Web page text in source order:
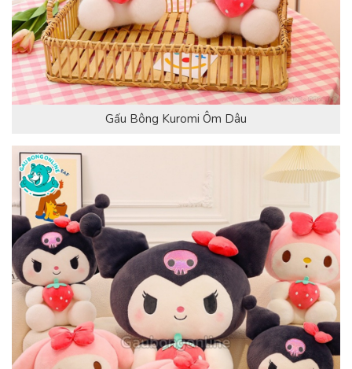
Gấu Bông Kuromi Ôm Dâu